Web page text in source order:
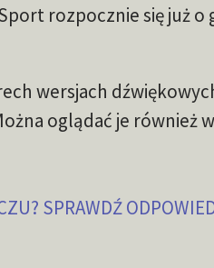
rozpocznie się już o
wersjach
oglądać je również
SPRAWDŹ